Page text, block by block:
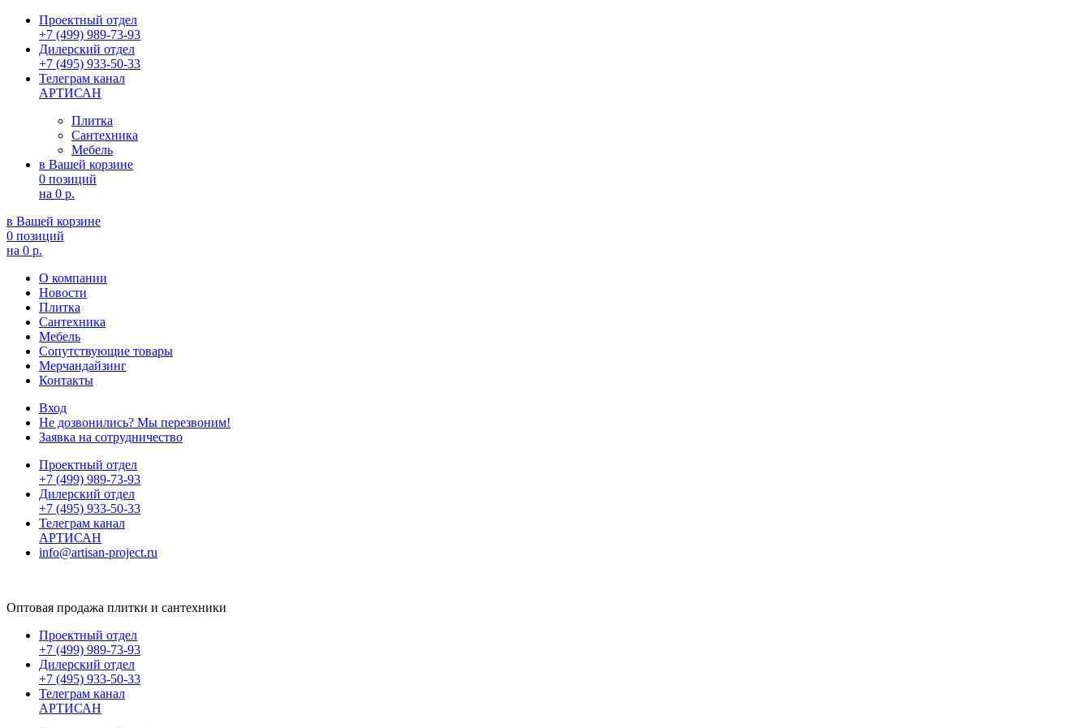
Проектный отдел
+7 (499) 989-73-93
Дилерский отдел
+7 (495) 933-50-33
Телеграм канал
АРТИСАН
Плитка
Сантехника
Мебель
в Вашей корзине
0 позиций
на 0 р.
в Вашей корзине
0 позиций
на 0 р.
О компании
Новости
Плитка
Сантехника
Мебель
Сопутствующие товары
Мерчандайзинг
Контакты
Вход
Не дозвонились? Мы перезвоним!
Заявка на сотрудничество
Проектный отдел
+7 (499) 989-73-93
Дилерский отдел
+7 (495) 933-50-33
Телеграм канал
АРТИСАН
info@artisan-project.ru
Оптовая продажа плитки и сантехники
Проектный отдел
+7 (499) 989-73-93
Дилерский отдел
+7 (495) 933-50-33
Телеграм канал
АРТИСАН